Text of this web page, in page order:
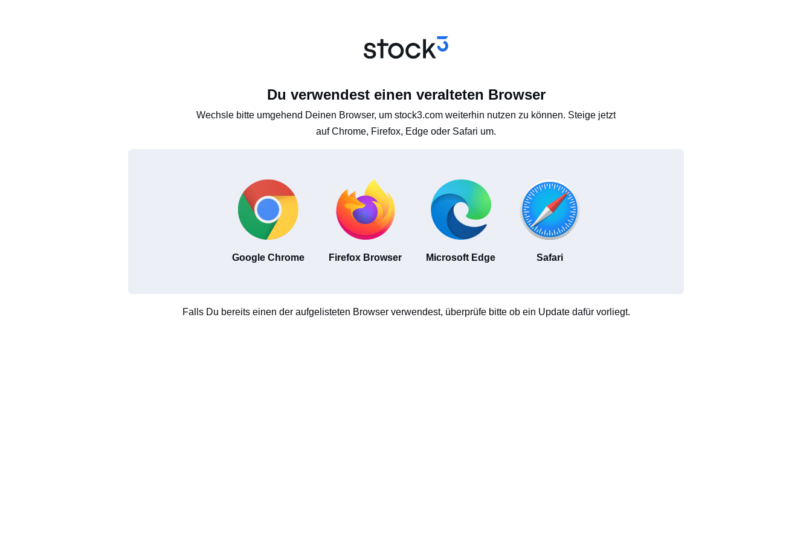
Du verwendest einen veralteten Browser
Wechsle bitte umgehend Deinen Browser, um stock3.com weiterhin nutzen zu können. Steige jetzt
auf Chrome, Firefox, Edge oder Safari um.
Google Chrome Firefox Browser Microsoft Edge Safari
Falls Du bereits einen der aufgelisteten Browser verwendest, überprüfe bitte ob ein Update dafür vorliegt.